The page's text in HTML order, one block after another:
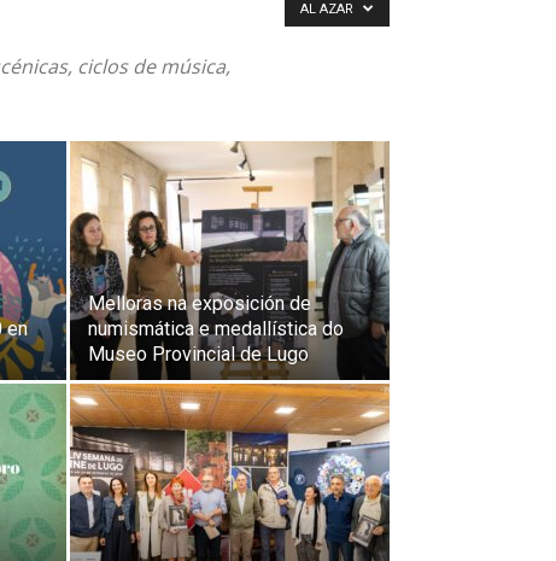
ciclos de música,
AL AZAR
en
Melloras na exposición de
numismática e medallística do
Museo Provincial de Lugo